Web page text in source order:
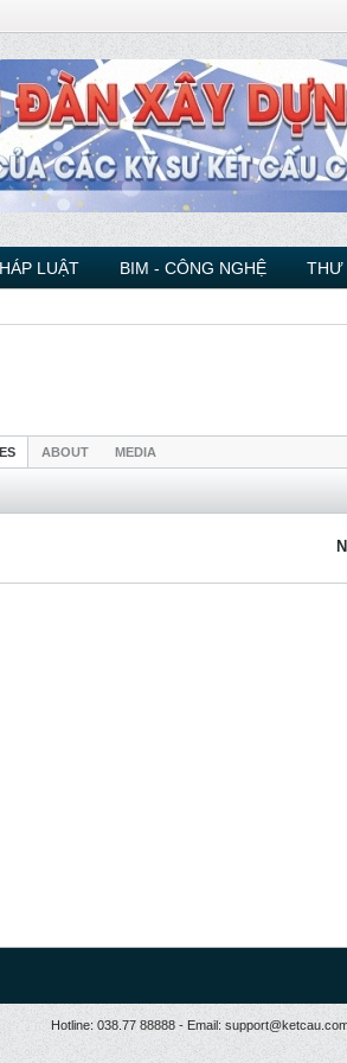
LUẬT BIM - CÔNG NGHỆ THƯ
ABOUT MEDIA
Hotline: 038.77 88888 - Email: